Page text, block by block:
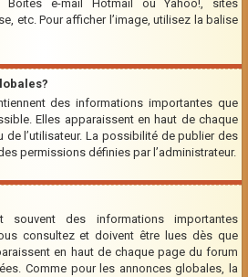
Boîtes e-mail Hotmail ou Yahoo!, sites
etc. Pour afficher l’image, utilisez la balise
des informations importantes que
Elles apparaissent en haut de chaque
de l’utilisateur. La possibilité de publier des
permissions définies par l’administrateur.
souvent des informations importantes
consultez et doivent être lues dès que
en haut de chaque page du forum
Comme pour les annonces globales, la